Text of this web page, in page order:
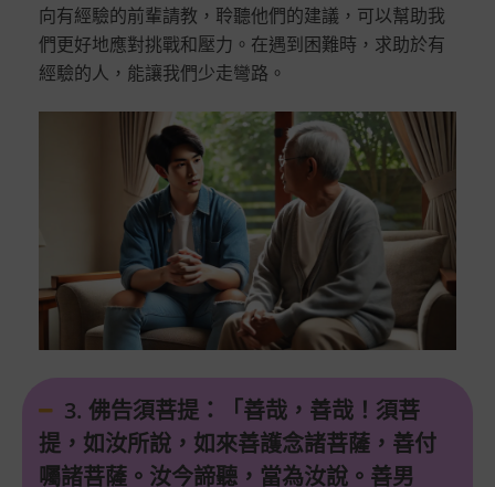
向有經驗的前輩請教，聆聽他們的建議，可以幫助我
們更好地應對挑戰和壓力。在遇到困難時，求助於有
經驗的人，能讓我們少走彎路。
3. 佛告須菩提：「善哉，善哉！須菩
提，如汝所說，如來善護念諸菩薩，善付
囑諸菩薩。汝今諦聽，當為汝說。善男